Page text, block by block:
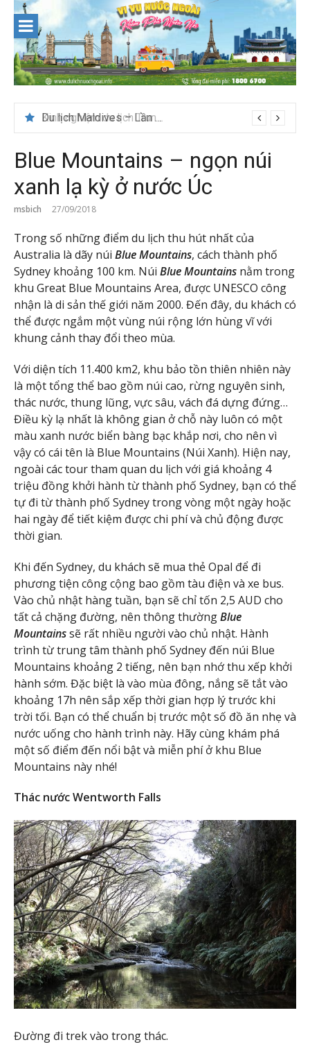
content
Du lịch Maldives – Lần đầu nên đi đâu, chơi gì?
Blue Mountains – ngọn núi
xanh lạ kỳ ở nước Úc
msbich 27/09/2018
Trong số những điểm du lịch thu hút nhất của
Australia là dãy núi Blue Mountains, cách thành phố
Sydney khoảng 100 km. Núi Blue Mountains nằm trong
khu Great Blue Mountains Area, được UNESCO công
nhận là di sản thế giới năm 2000. Đến đây, du khách có
thể được ngắm một vùng núi rộng lớn hùng vĩ với
khung cảnh thay đổi theo mùa.
Với diện tích 11.400 km2, khu bảo tồn thiên nhiên này
là một tổng thể bao gồm núi cao, rừng nguyên sinh,
thác nước, thung lũng, vực sâu, vách đá dựng đứng…
Điều kỳ lạ nhất là không gian ở chỗ này luôn có một
màu xanh nước biển bàng bạc khắp nơi, cho nên vì
vậy có cái tên là Blue Mountains (Núi Xanh). Hiện nay,
ngoài các tour tham quan du lịch với giá khoảng 4
triệu đồng khởi hành từ thành phố Sydney, bạn có thể
tự đi từ thành phố Sydney trong vòng một ngày hoặc
hai ngày để tiết kiệm được chi phí và chủ động được
thời gian.
Khi đến Sydney, du khách sẽ mua thẻ Opal để đi
phương tiện công cộng bao gồm tàu điện và xe bus.
Vào chủ nhật hàng tuần, bạn sẽ chỉ tốn 2,5 AUD cho
tất cả chặng đường, nên thông thườngBlue
Mountainssẽ rất nhiều người vào chủ nhật. Hành
trình từ trung tâm thành phố Sydney đến núi Blue
Mountains khoảng 2 tiếng, nên bạn nhớ thu xếp khởi
hành sớm. Đặc biệt là vào mùa đông, nắng sẽ tắt vào
khoảng 17h nên sắp xếp thời gian hợp lý trước khi
trời tối. Bạn có thể chuẩn bị trước một số đồ ăn nhẹ và
nước uống cho hành trình này. Hãy cùng khám phá
một số điểm đến nổi bật và miễn phí ở khu Blue
Mountains này nhé!
Thác nước Wentworth Falls
Đường đi trek vào trong thác.